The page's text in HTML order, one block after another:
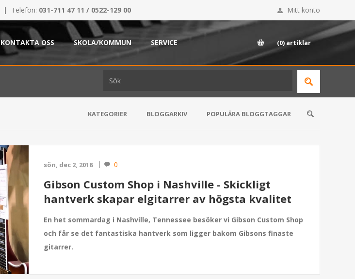
| Telefon: 031-711 47 11 / 0522-129 00 Mitt konto
KONTAKTA OSS SKOLA/KOMMUN SERVICE (0) artiklar
sön, dec 2, 2018 0
Gibson Custom Shop i Nashville - Skickligt
hantverk skapar elgitarrer av högsta kvalitet
En het sommardag i Nashville, Tennessee besöker vi Gibson Custom Shop
och får se det fantastiska hantverk som ligger bakom Gibsons finaste
gitarrer.
KATEGORIER BLOGGARKIV POPULÄRA BLOGGTAGGAR